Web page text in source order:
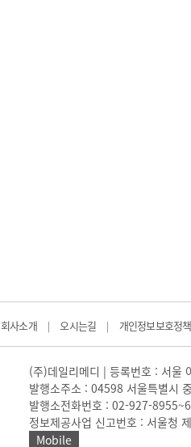
회사소개 | 오시는길 | 개인정보보호정책
(주)데일리메디 | 등록번호 : 서울
발행소주소 : 04598 서울특별시
발행소전화번호 : 02-927-
정보제공사업 신고번호 : 서울
Mobile